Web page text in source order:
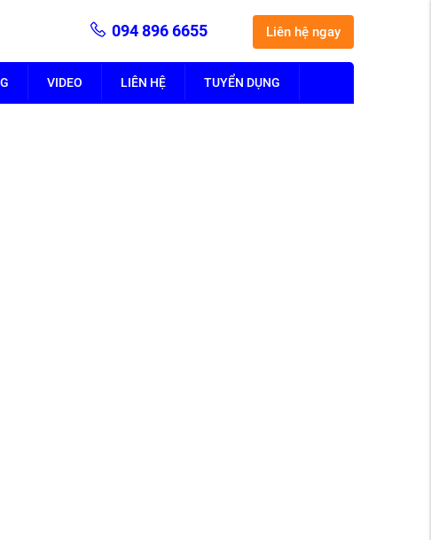
094 896 6655 Liên hệ ngay
VIDEO LIÊN HỆ TUYỂN DỤNG